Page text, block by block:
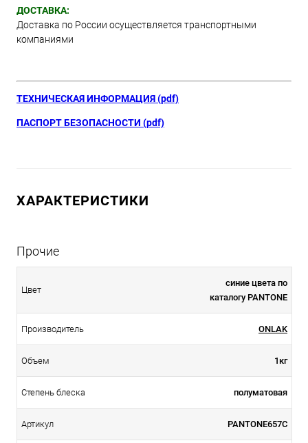
ДОСТАВКА:
Доставка по России осуществляется транспортными
компаниями
ТЕХНИЧЕСКАЯ ИНФОРМАЦИЯ (pdf)
ПАСПОРТ БЕЗОПАСНОСТИ (pdf)
ХАРАКТЕРИСТИКИ
Прочие
Цвет
синие цвета по
каталогу PANTONE
Производитель ONLAK
Объем 1кг
Степень блеска полуматовая
Артикул PANTONE657C